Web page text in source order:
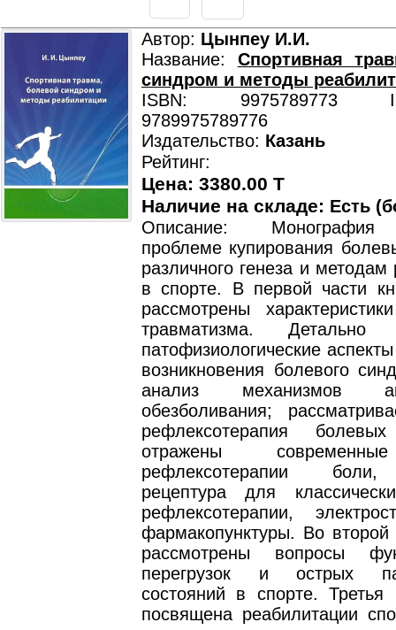
Автор: Цынпеу И.И.
Название: Спортивная
синдром и методы
ISBN: 9975789773
9789975789776
Издательство: Казань
Рейтинг:
Цена: 3380.00 T
Наличие на складе: Есть
Описание: Монография
проблеме купирования
различного генеза и методам
в спорте. В первой части
рассмотрены
травматизма. Детально
патофизиологические
возникновения болевого
анализ механизмов
обезболивания;
рефлексотерапия
отражены
рефлексотерапии
рецептура для
рефлексотерапии,
фармакопунктуры. Во второй
рассмотрены вопросы
перегрузок и острых
состояний в спорте. Третья
посвящена реабилитации